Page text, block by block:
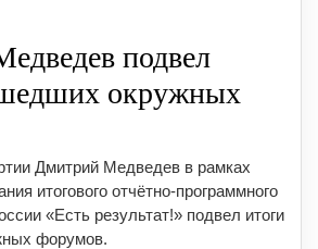
подвел
окружных
Дмитрий Медведев в рамках
итогового отчётно-программного
«Есть результат!» подвел итоги
форумов.